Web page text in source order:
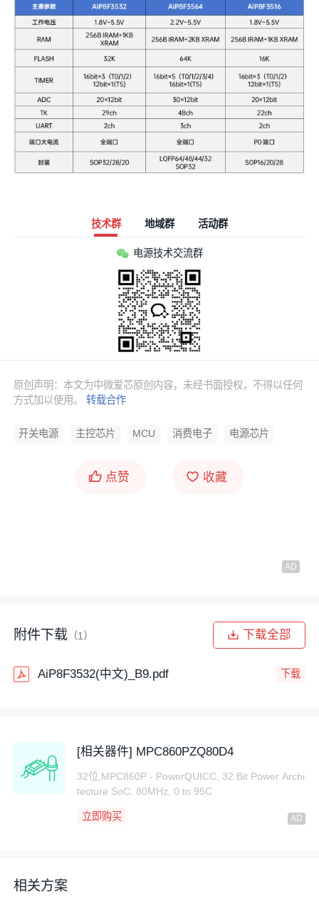
技术群 地域群 活动群
电源技术交流群
原创声明：本文为中微爱芯原创内容，未经书面授权，不得以任何
方式加以使用。转载合作
开关电源 主控芯片 MCU 消费电子 电源芯片
点赞 收藏
附件下载 （1） 下载全部
AiP8F3532(中文)_B9.pdf 下载
[相关器件] MPC860PZQ80D4
32位,MPC860P - PowerQUICC, 32 Bit Power Archi
tecture SoC, 80MHz, 0 to 95C
立即购买
相关方案